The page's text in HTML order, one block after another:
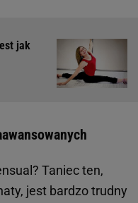
jak
Taniec ten,
jest bardzo trudny